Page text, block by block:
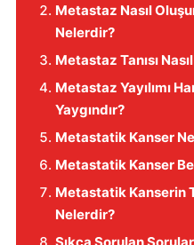
Metastaz Nasıl
Nelerdir?
Metastaz Tanısı
Metastaz Yayılımı
Yaygındır?
Metastatik Kanser
Metastatik Kanser
Metastatik Kanserin
Nelerdir?